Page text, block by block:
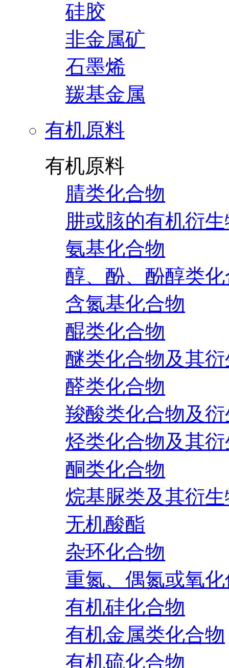
硅胶
非金属矿
石墨烯
羰基金属
有机原料
有机原料
腈类化合物
肼或胲的有机衍
氨基化合物
醇、酚、酚醇类
含氮基化合物
醌类化合物
醚类化合物及其
醛类化合物
羧酸类化合物及
烃类化合物及其
酮类化合物
烷基脲类及其衍
无机酸酯
杂环化合物
重氮、偶氮或氧
有机硅化合物
有机金属类化合物
有机硫化合物